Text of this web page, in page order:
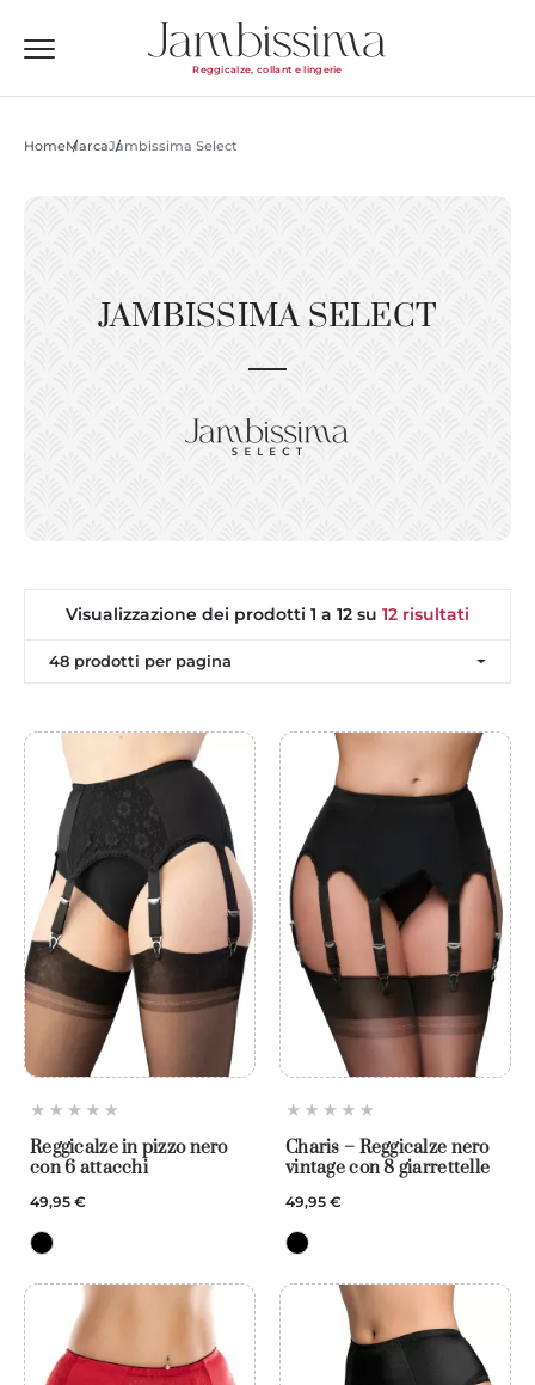
Reggicalze, collant e lingerie
HomeMarcaJambissima Select
JAMBISSIMA SELECT
Visualizzazione dei prodotti 1 a 12 su 12 risultati
48 prodotti per pagina
Reggicalze in pizzo nero
con 6 attacchi
49,95 €
Charis – Reggicalze nero
vintage con 8 giarrettelle
49,95 €